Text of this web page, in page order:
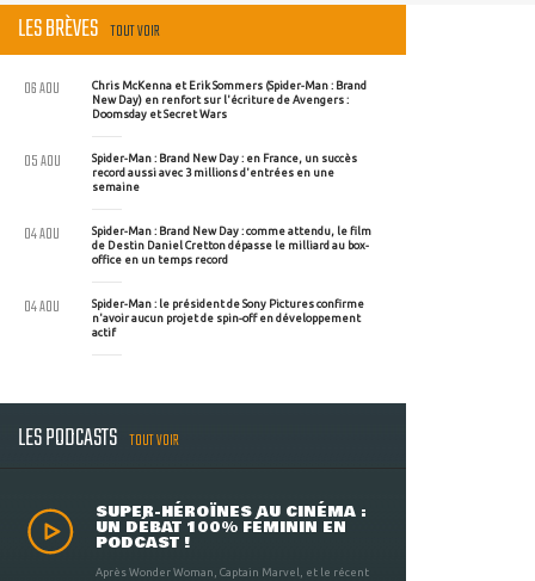
LES BRÈVES TOUT VOIR
Chris McKenna et Erik Sommers (Spider-Man : Brand
New Day) en renfort sur l'écriture de Avengers :
Doomsday et Secret Wars
06 AOU
Spider-Man : Brand New Day : en France, un succès
record aussi avec 3 millions d'entrées en une
semaine
05 AOU
Spider-Man : Brand New Day : comme attendu, le film
de Destin Daniel Cretton dépasse le milliard au box-
office en un temps record
04 AOU
Spider-Man : le président de Sony Pictures confirme
n'avoir aucun projet de spin-off en développement
actif
04 AOU
LES PODCASTS TOUT VOIR
SUPER-HÉROÏNES AU CINÉMA :
UN DÉBAT 100% FÉMININ EN
PODCAST !
Après Wonder Woman, Captain Marvel, et le récent